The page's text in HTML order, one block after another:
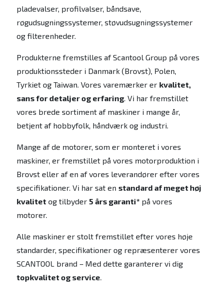
pladevalser, profilvalser, båndsave,
røgudsugningssystemer, støvudsugningssystemer
og filterenheder.
Produkterne fremstilles af Scantool Group på vores
produktionssteder i Danmark (Brovst), Polen,
Tyrkiet og Taiwan. Vores varemærker er kvalitet,
sans for detaljer og erfaring. Vi har fremstillet
vores brede sortiment af maskiner i mange år,
betjent af hobbyfolk, håndværk og industri.
Mange af de motorer, som er monteret i vores
maskiner, er fremstillet på vores motorproduktion i
Brovst eller af en af vores leverandører efter vores
specifikationer. Vi har sat en standard af meget høj
kvalitetog tilbyder 5 års garanti*på vores
motorer.
Alle maskiner er stolt fremstillet efter vores høje
standarder, specifikationer og repræsenterer vores
SCANTOOL brand – Med dette garanterer vi dig
topkvalitet og service